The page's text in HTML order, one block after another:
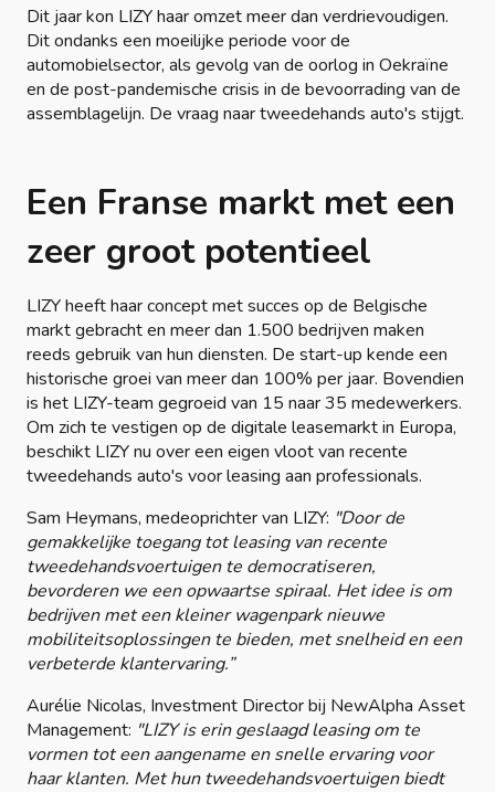
Dit jaar kon LIZY haar omzet meer dan verdrievoudigen.
Dit ondanks een moeilijke periode voor de
automobielsector, als gevolg van de oorlog in Oekraïne
en de post-pandemische crisis in de bevoorrading van de
assemblagelijn. De vraag naar tweedehands auto's stijgt.
Een Franse markt met een
zeer groot potentieel
LIZY heeft haar concept met succes op de Belgische
markt gebracht en meer dan 1.500 bedrijven maken
reeds gebruik van hun diensten. De start-up kende een
historische groei van meer dan 100% per jaar. Bovendien
is het LIZY-team gegroeid van 15 naar 35 medewerkers.
Om zich te vestigen op de digitale leasemarkt in Europa,
beschikt LIZY nu over een eigen vloot van recente
tweedehands auto's voor leasing aan professionals.
Sam Heymans, medeoprichter van LIZY: "Door de
gemakkelijke toegang tot leasing van recente
tweedehandsvoertuigen te democratiseren,
bevorderen we een opwaartse spiraal. Het idee is om
bedrijven met een kleiner wagenpark nieuwe
mobiliteitsoplossingen te bieden, met snelheid en een
verbeterde klantervaring.”
Aurélie Nicolas, Investment Director bij NewAlpha Asset
Management: "LIZY is erin geslaagd leasing om te
vormen tot een aangename en snelle ervaring voor
haar klanten. Met hun tweedehandsvoertuigen biedt